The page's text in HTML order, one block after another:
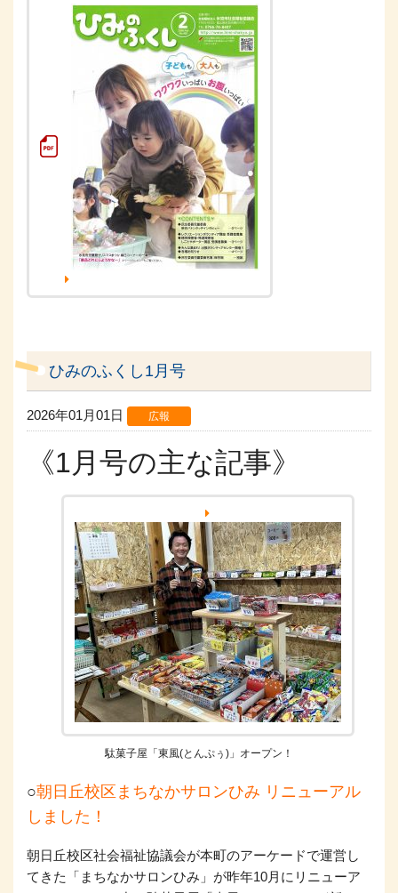
ひみのふくし1月号
2026年01月01日 広報
《1月号の主な記事》
駄菓子屋「東風(とんぷぅ)」オープン！
○朝日丘校区まちなかサロンひみ リニューアル
しました！
朝日丘校区社会福祉協議会が本町のアーケードで運営し
てきた「まちなかサロンひみ」が昨年10月にリニューア